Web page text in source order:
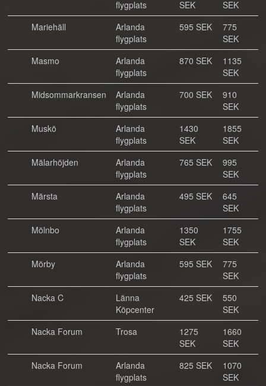
flygplats
SEK
SEK
Mariehäll
Arlanda
flygplats
595 SEK
775
SEK
Masmo
Arlanda
flygplats
870 SEK
1135
SEK
Midsommarkransen
Arlanda
flygplats
700 SEK
910
SEK
Muskö
Arlanda
flygplats
1430
SEK
1855
SEK
Mälarhöjden
Arlanda
flygplats
765 SEK
995
SEK
Märsta
Arlanda
flygplats
495 SEK
645
SEK
Mölnbo
Arlanda
flygplats
1350
SEK
1755
SEK
Mörby
Arlanda
flygplats
595 SEK
775
SEK
Nacka C
Länna
Köpcenter
425 SEK
550
SEK
Nacka Forum
Trosa
1275
SEK
1660
SEK
Nacka Forum
Arlanda
flygplats
825 SEK
1070
SEK